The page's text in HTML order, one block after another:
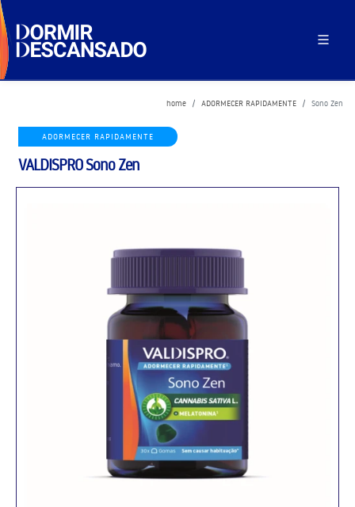
home ADORMECER RAPIDAMENTE Sono Zen
ADORMECER RAPIDAMENTE
VALDISPROSono Zen